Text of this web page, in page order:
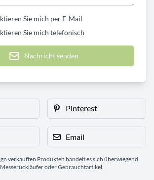
Sie mich per E-Mail
Sie mich telefonisch
Nachricht senden
Pinterest
Email
verkauften Produkten handelt es sich überwiegend
oder Gebrauchtartikel.